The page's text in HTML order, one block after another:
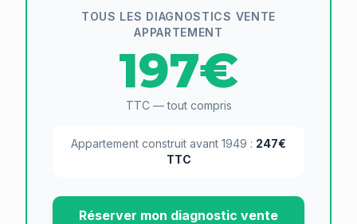
TOUS LES DIAGNOSTICS VENTE
APPARTEMENT
197€
TTC — tout compris
Appartement construit avant 1949 : 247€
TTC
Réserver mon diagnostic vente